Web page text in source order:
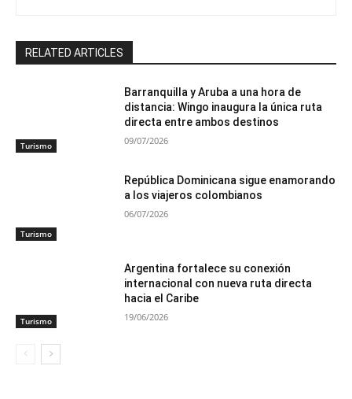
RELATED ARTICLES
Turismo
Barranquilla y Aruba a una hora de
distancia: Wingo inaugura la única ruta
directa entre ambos destinos
09/07/2026
Turismo
República Dominicana sigue enamorando
a los viajeros colombianos
06/07/2026
Turismo
Argentina fortalece su conexión
internacional con nueva ruta directa
hacia el Caribe
19/06/2026